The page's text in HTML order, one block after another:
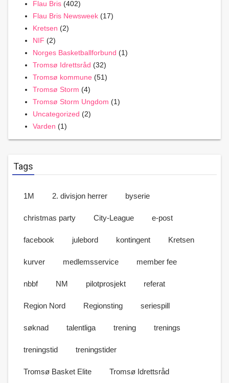
Flau Bris (402)
Flau Bris Newsweek (17)
Kretsen (2)
NIF (2)
Norges Basketballforbund (1)
Tromsø Idrettsråd (32)
Tromsø kommune (51)
Tromsø Storm (4)
Tromsø Storm Ungdom (1)
Uncategorized (2)
Varden (1)
Tags
1M 2. divisjon herrer byserie
christmas party City-League e-post
facebook julebord kontingent Kretsen
kurver medlemsservice member fee
nbbf NM pilotprosjekt referat
Region Nord Regionsting seriespill
søknad talentliga trening trenings
treningstid treningstider
Tromsø Basket Elite Tromsø Idrettsråd